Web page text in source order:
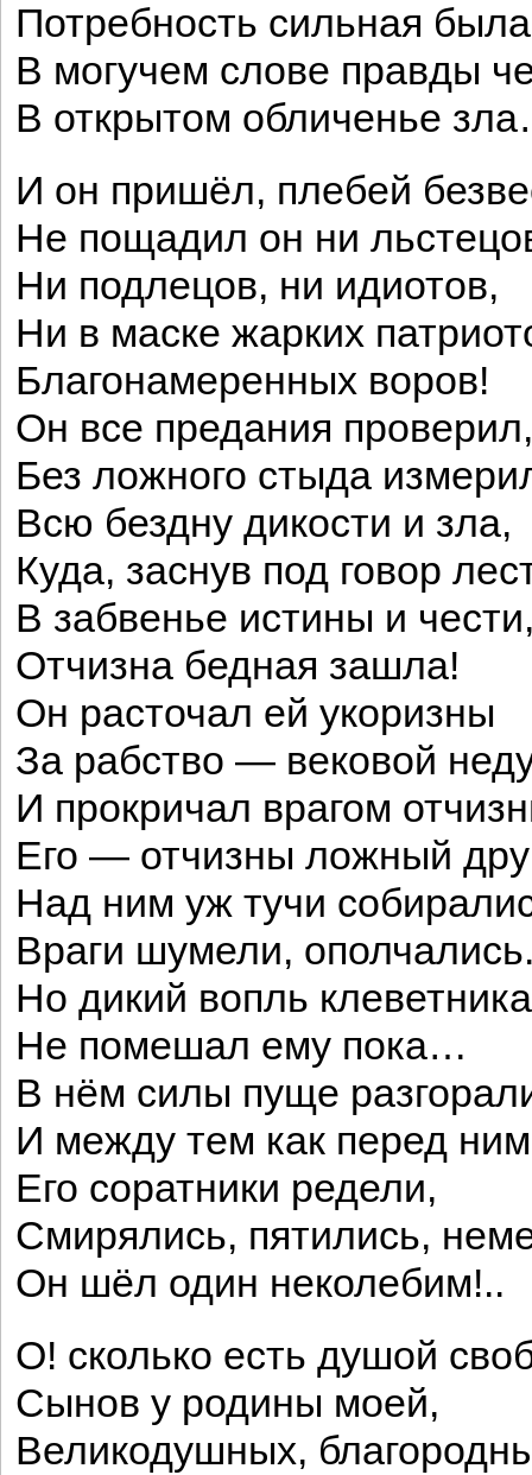
Потребность сильная была
В могучем слове правды
В открытом обличенье
И он пришёл, плебей
Не пощадил он ни
Ни подлецов, ни идиотов,
Ни в маске жарких
Благонамеренных воров!
Он все предания проверил,
Без ложного стыда
Всю бездну дикости и зла,
Куда, заснув под говор
В забвенье истины и
Отчизна бедная зашла!
Он расточал ей укоризны
За рабство — вековой
И прокричал врагом
Его — отчизны ложный
Над ним уж тучи
Враги шумели,
Но дикий вопль клеветника
Не помешал ему пока…
В нём силы пуще
И между тем как перед ним
Его соратники редели,
Смирялись, пятились,
Он шёл один неколебим!..
О! сколько есть душой
Сынов у родины моей,
Великодушных,